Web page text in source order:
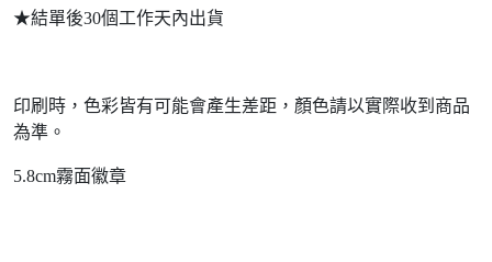
★結單後30個工作天內出貨
印刷時，色彩皆有可能會產生差距，顏色請以實際收到商品
為準。
5.8cm霧面徽章